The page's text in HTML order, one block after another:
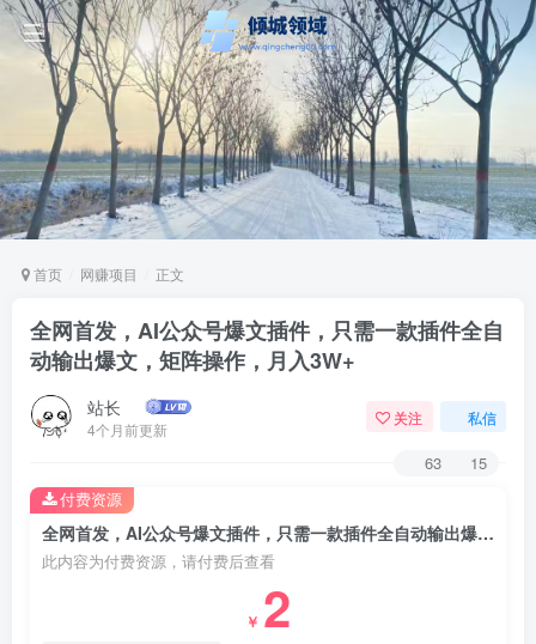
首页 网赚项目 正文
全网首发，AI公众号爆文插件，只需一款插件全自
动输出爆文，矩阵操作，月入3W+
站长
4个月前更新
关注 私信
63 15
全网首发，AI公众号爆文插件，只需一款插件全自动输出爆文，矩阵操作，月入3W+
此内容为付费资源，请付费后查看
￥ 2
付费资源